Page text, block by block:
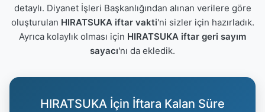
detaylı. Diyanet İşleri Başkanlığından alınan verilere göre
oluşturulan HIRATSUKA iftar vakti'ni sizler için hazırladık.
Ayrıca kolaylık olması için HIRATSUKA iftar geri sayım
sayacı'nı da ekledik.
HIRATSUKA İçin İftara Kalan Süre